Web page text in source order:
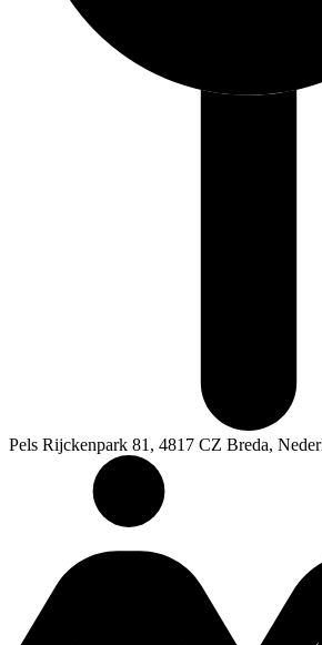
Pels Rijckenpark 81, 4817 CZ Breda,